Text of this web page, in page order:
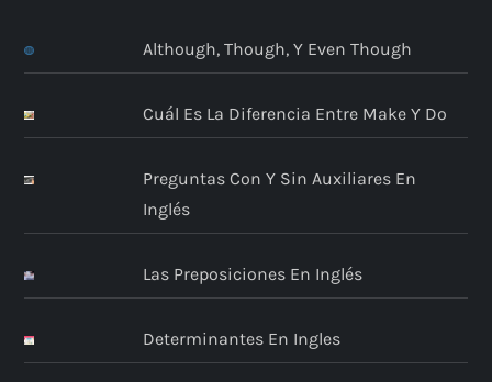
Although, Though, Y Even Though
Cuál Es La Diferencia Entre Make Y Do
Preguntas Con Y Sin Auxiliares En
Inglés
Las Preposiciones En Inglés
Determinantes En Ingles